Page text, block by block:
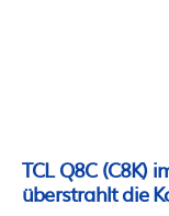
TCL Q8C (C8K)
überstrahlt die